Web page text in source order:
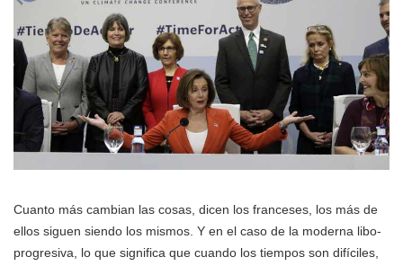
Cuanto más cambian las cosas, dicen los franceses, los más de
ellos siguen siendo los mismos. Y en el caso de la moderna libo-
progresiva, lo que significa que cuando los tiempos son difíciles,